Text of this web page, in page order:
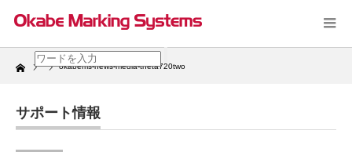
Home okabems-news-media-theta720two
サポート情報